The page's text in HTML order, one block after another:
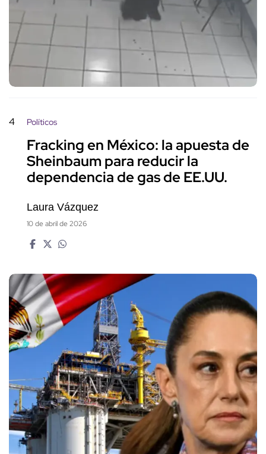
4 Políticos
Fracking en México: la apuesta de
Sheinbaum para reducir la
dependencia de gas de EE.UU.
Laura Vázquez
10 de abril de 2026